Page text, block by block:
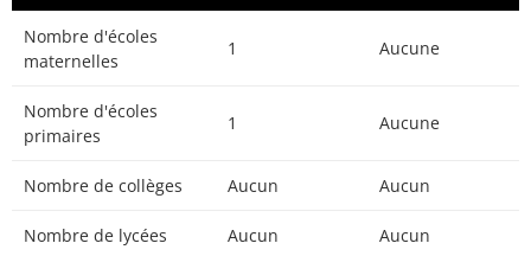
Nombre d'écoles
maternelles
1 Aucune
Nombre d'écoles
primaires
1 Aucune
Nombre de collèges Aucun Aucun
Nombre de lycées Aucun Aucun